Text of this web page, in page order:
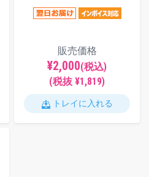
販売価格
¥2,000(税込)
(税抜 ¥1,819)
トレイに入れる